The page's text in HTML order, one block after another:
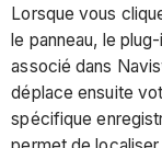
Lorsque vous
le panneau, le
associé dans
déplace ensuite
spécifique